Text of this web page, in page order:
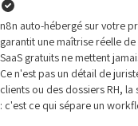
n8n auto-hébergé sur votre
garantit une maîtrise réelle
SaaS gratuits ne mettent
Ce n'est pas un détail de
clients ou des dossiers RH,
: c'est ce qui sépare un